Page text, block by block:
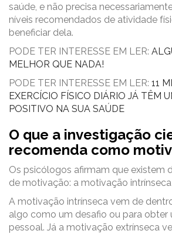
saúde, e não precisa
níveis recomendados de atividade
beneficiar dela.
PODE TER INTERESSE EM LER:
MELHOR QUE NADA!
PODE TER INTERESSE EM LER: 11
EXERCÍCIO FÍSICO DIÁRIO JÁ TÊM
POSITIVO NA SUA SAÚDE
O que a investigação
recomenda como
Os psicólogos afirmam que existem
de motivação: a motivação intrínseca
A motivação intrínseca vem de
algo como um desafio ou para obter
pessoal. Já a motivação extrínseca